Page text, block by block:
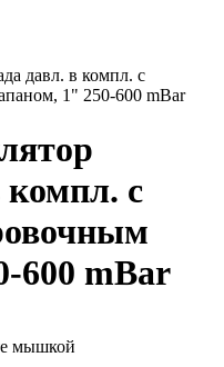
давл. в компл. с
1" 250-600 mBar
компл. с
600 mBar
мышкой